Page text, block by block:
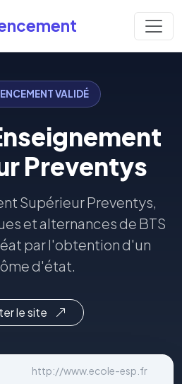
VALIDÉ
Preventys
Supérieur Preventys,
et alternances de BTS
par l'obtention d'un
d'état.
le site
http://www.ecole-esp.fr